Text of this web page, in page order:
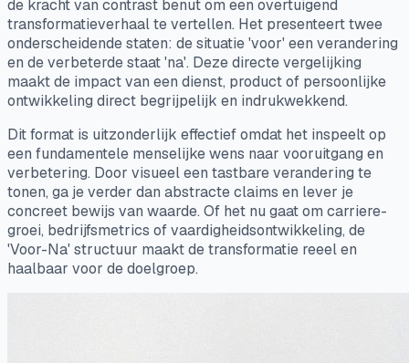
de kracht van contrast benut om een overtuigend
transformatieverhaal te vertellen. Het presenteert twee
onderscheidende staten: de situatie 'voor' een verandering
en de verbeterde staat 'na'. Deze directe vergelijking
maakt de impact van een dienst, product of persoonlijke
ontwikkeling direct begrijpelijk en indrukwekkend.
Dit format is uitzonderlijk effectief omdat het inspeelt op
een fundamentele menselijke wens naar vooruitgang en
verbetering. Door visueel een tastbare verandering te
tonen, ga je verder dan abstracte claims en lever je
concreet bewijs van waarde. Of het nu gaat om carriere-
groei, bedrijfsmetrics of vaardigheidsontwikkeling, de
'Voor-Na' structuur maakt de transformatie reeel en
haalbaar voor de doelgroep.